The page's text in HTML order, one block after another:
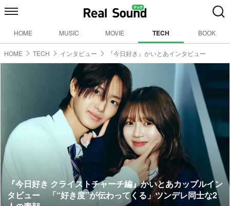
HOME MUSIC MOVIE TECH BOOK
HOME TECH インタビュー 『今日好き』かいとあインタビュー
『今日好き クライストチャーチ編』かいとあカップルイン
タビュー 「“好き度”が伝わってくる」ツンデレ同士な2